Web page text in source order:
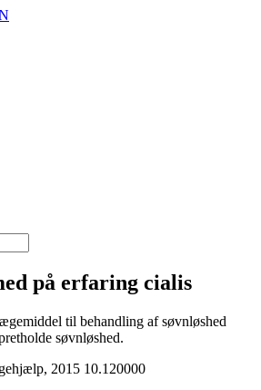
på erfaring cialis
til behandling af søvnløshed
søvnløshed.
2015 10.120000